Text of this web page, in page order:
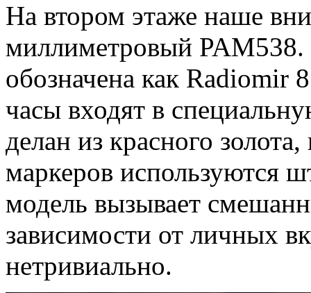
На втором этаже наше
миллиметровый PAM538.
обозначена как Radiomir
часы входят в
делан из красного
маркеров используются
модель вызывает
зависимости от личных
нетривиально.